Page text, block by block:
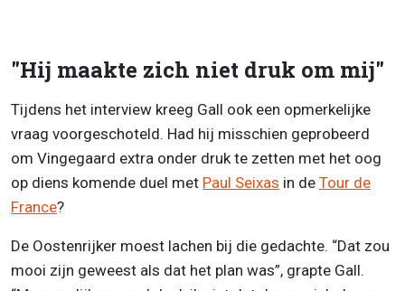
"Hij maakte zich niet druk om mij"
Tijdens het interview kreeg Gall ook een opmerkelijke
vraag voorgeschoteld. Had hij misschien geprobeerd
om Vingegaard extra onder druk te zetten met het oog
op diens komende duel met Paul Seixas in de Tour de
France?
De Oostenrijker moest lachen bij die gedachte. “Dat zou
mooi zijn geweest als dat het plan was”, grapte Gall.